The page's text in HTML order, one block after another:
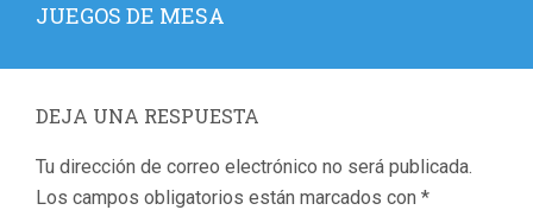
Entrada
JUEGOS DE MESA
DEJA UNA RESPUESTA
Tu dirección de correo electrónico no será publicada.
Los campos obligatorios están marcados con *